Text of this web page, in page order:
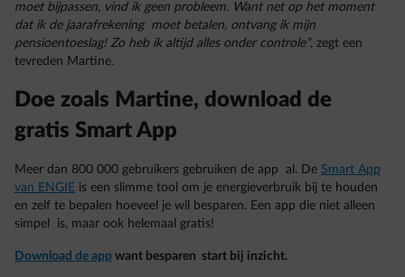
moet bijpassen, vind ik geen probleem. Want net op het moment
dat ik de jaarafrekening moet betalen, ontvang ik mijn
pensioentoeslag! Zo heb ik altijd alles onder controle”, zegt een
tevreden Martine.
Doe zoals Martine, download de
gratis Smart App
Meer dan 800 000 gebruikers gebruiken de app al. De Smart App
van ENGIE is een slimme tool om je energieverbruik bij te houden
en zelf te bepalen hoeveel je wil besparen. Een app die niet alleen
simpel is, maar ook helemaal gratis!
Download de app want besparen start bij inzicht.